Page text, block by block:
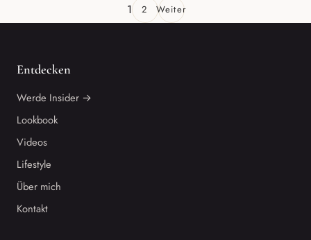
1 2 Weiter
Entdecken
Werde Insider →
Lookbook
Videos
Lifestyle
Über mich
Kontakt